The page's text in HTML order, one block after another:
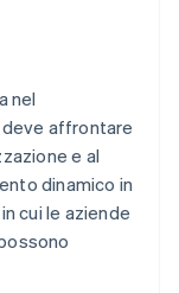
nel
affrontare
e al
dinamico in
cui le aziende